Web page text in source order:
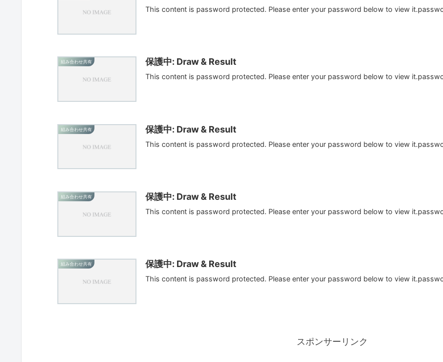
This content is password protected. Please enter your password below to view
組み合わせ共有 保護中: Draw & Result
This content is password protected. Please enter your password below to view
組み合わせ共有 保護中: Draw & Result
This content is password protected. Please enter your password below to view
組み合わせ共有 保護中: Draw & Result
This content is password protected. Please enter your password below to view
組み合わせ共有 保護中: Draw & Result
This content is password protected. Please enter your password below to view
スポンサーリンク